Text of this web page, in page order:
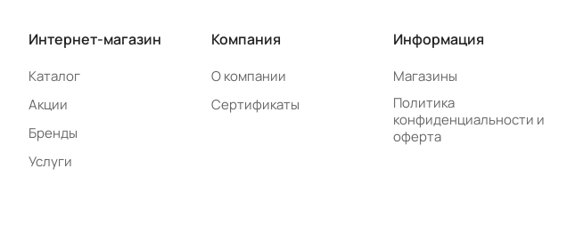
Интернет-магазин
Каталог
Акции
Бренды
Услуги
Компания
О компании
Сертификаты
Информация
Магазины
Политика
конфиденциальности и
оферта